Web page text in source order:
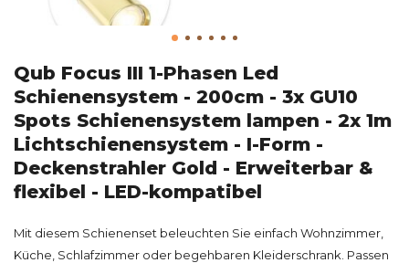
Qub Focus III 1-Phasen Led
Schienensystem - 200cm - 3x GU10
Spots Schienensystem lampen - 2x 1m
Lichtschienensystem - I-Form -
Deckenstrahler Gold - Erweiterbar &
flexibel - LED-kompatibel
Mit diesem Schienenset beleuchten Sie einfach Wohnzimmer,
Küche, Schlafzimmer oder begehbaren Kleiderschrank. Passen